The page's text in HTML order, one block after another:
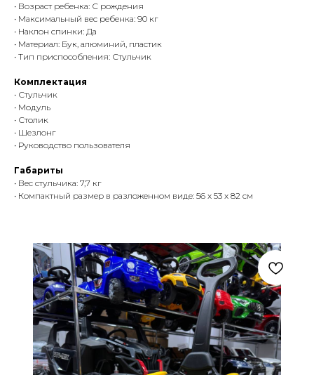
• Возраст ребенка: С рождения
• Максимальный вес ребенка: 90 кг
• Наклон спинки: Да
• Материал: Бук, алюминий, пластик
• Тип приспособления: Стульчик
Комплектация
• Стульчик
• Модуль
• Столик
• Шезлонг
• Руководство пользователя
Габариты
• Вес стульчика: 7,7 кг
• Компактный размер в разложенном виде: 56 x 53 x 82 cм